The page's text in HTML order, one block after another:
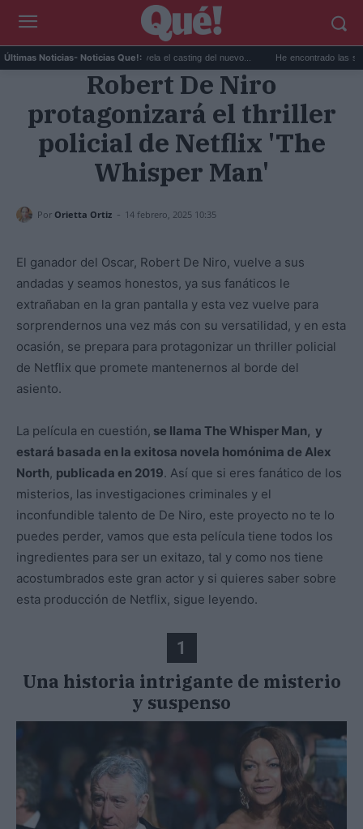
Últimas Noticias- Noticias Que!:
La productora de Bond desvela el casting del nuevo... He encontrado las
Robert De Niro
protagonizará el thriller
policial de Netflix 'The
Whisper Man'
Por Orietta Ortiz - 14 febrero, 2025 10:35
El ganador del Oscar, Robert De Niro, vuelve a sus
andadas y seamos honestos, ya sus fanáticos le
extrañaban en la gran pantalla y esta vez vuelve para
sorprendernos una vez más con su versatilidad, y en esta
ocasión, se prepara para protagonizar un thriller policial
de Netflix que promete mantenernos al borde del
asiento.
La película en cuestión, se llama The Whisper Man, y
estará basada en la exitosa novela homónima de Alex
North, publicada en 2019. Así que si eres fanático de los
misterios, las investigaciones criminales y el
inconfundible talento de De Niro, este proyecto no te lo
puedes perder, vamos que esta película tiene todos los
ingredientes para ser un exitazo, tal y como nos tiene
acostumbrados este gran actor y si quieres saber sobre
esta producción de Netflix, sigue leyendo.
1
Una historia intrigante de misterio
y suspenso